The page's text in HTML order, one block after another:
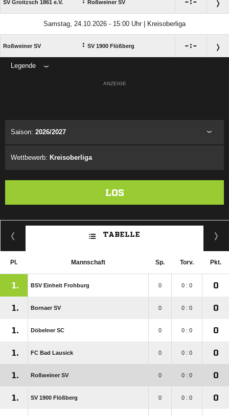
SV Groitzsch 1861 e.V. Roßweiner SV :
Samstag, 24.10.2026 - 15:00 Uhr | Kreisoberliga
Roßweiner SV : SV 1900 Flößberg :
Legende
ANZEIGE
Saison: 2026/2027
Wettbewerb: Kreisoberliga
LOS
TABELLE
Pl. Mannschaft Sp. Torv. Pkt.
1. BSV Einheit Frohburg 0 0 : 0 0
1. Bornaer SV 0 0 : 0 0
1. Döbelner SC 0 0 : 0 0
1. FC Bad Lausick 0 0 : 0 0
1. Roßweiner SV 0 0 : 0 0
1. SV 1900 Flößberg 0 0 : 0 0